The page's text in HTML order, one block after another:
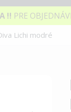
!! PRE
Lichi modré